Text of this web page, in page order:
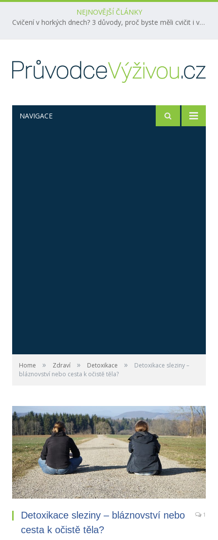
NEJNOVĚJŠÍ ČLÁNKY
Cvičení v horkých dnech? 3 důvody, proč byste měli cvičit i v létě!
NAVIGACE
Home » Zdraví » Detoxikace »
Detoxikace sleziny –
bláznovství nebo cesta k očistě těla?
Detoxikace sleziny – bláznovství nebo
cesta k očistě těla?
1